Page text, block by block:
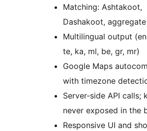
Matching: Ashtakoot,
Dashakoot,
Multilingual output
te, ka, ml, be, gr, mr)
Google Maps
with timezone
Server-side API calls;
never exposed in the
Responsive UI and